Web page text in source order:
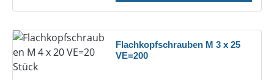
Flachkopfschrauben M 3 x 25
VE=200